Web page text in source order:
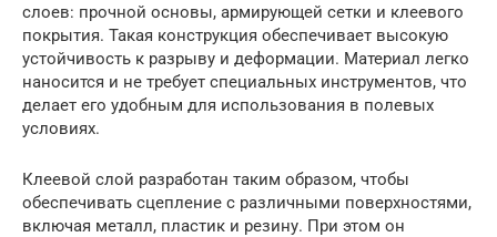
слоев: прочной основы, армирующей сетки и клеевого
покрытия. Такая конструкция обеспечивает высокую
устойчивость к разрыву и деформации. Материал легко
наносится и не требует специальных инструментов, что
делает его удобным для использования в полевых
условиях.
Клеевой слой разработан таким образом, чтобы
обеспечивать сцепление с различными поверхностями,
включая металл, пластик и резину. При этом он